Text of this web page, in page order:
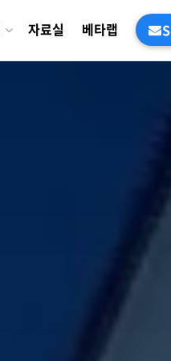
자료실 베타랩